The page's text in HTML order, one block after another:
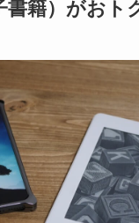
書籍）がおト